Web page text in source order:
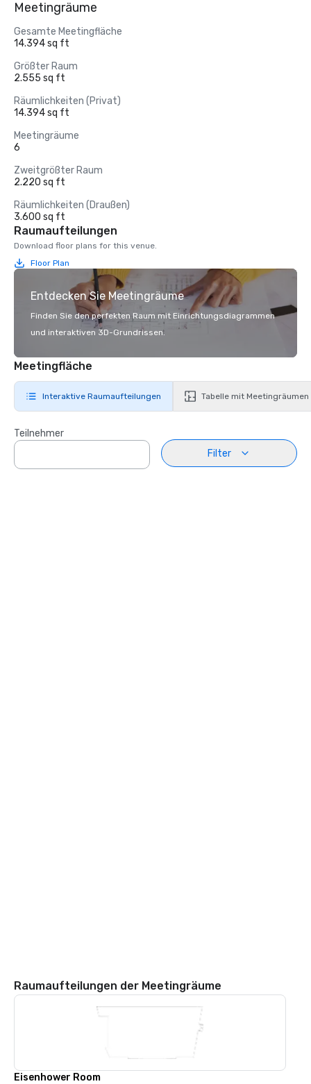
Meetingräume
Gesamte Meetingfläche
14.394 sq ft
Größter Raum
2.555 sq ft
Räumlichkeiten (Privat)
14.394 sq ft
Meetingräume
6
Zweitgrößter Raum
2.220 sq ft
Räumlichkeiten (Draußen)
3.600 sq ft
Raumaufteilungen
Download floor plans for this venue.
Floor Plan
Entdecken Sie Meetingräume
Finden Sie den perfekten Raum mit Einrichtungsdiagrammen
und interaktiven 3D-Grundrissen.
Meetingfläche
Interaktive Raumaufteilungen Tabelle mit Meetingräumen
Teilnehmer
Filter
Raumaufteilungen der Meetingräume
Eisenhower Room